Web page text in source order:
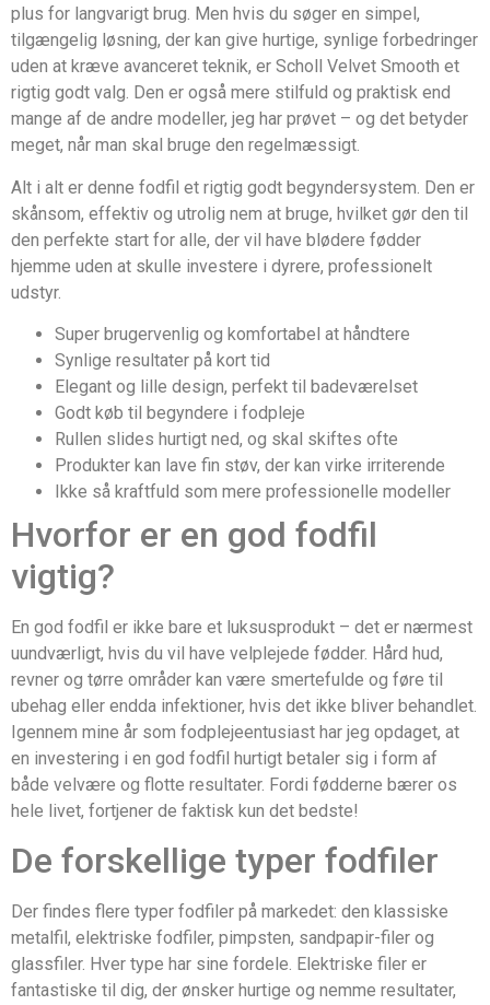
plus for langvarigt brug. Men hvis du søger en simpel,
tilgængelig løsning, der kan give hurtige, synlige forbedringer
uden at kræve avanceret teknik, er Scholl Velvet Smooth et
rigtig godt valg. Den er også mere stilfuld og praktisk end
mange af de andre modeller, jeg har prøvet – og det betyder
meget, når man skal bruge den regelmæssigt.
Alt i alt er denne fodfil et rigtig godt begyndersystem. Den er
skånsom, effektiv og utrolig nem at bruge, hvilket gør den til
den perfekte start for alle, der vil have blødere fødder
hjemme uden at skulle investere i dyrere, professionelt
udstyr.
Super brugervenlig og komfortabel at håndtere
Synlige resultater på kort tid
Elegant og lille design, perfekt til badeværelset
Godt køb til begyndere i fodpleje
Rullen slides hurtigt ned, og skal skiftes ofte
Produkter kan lave fin støv, der kan virke irriterende
Ikke så kraftfuld som mere professionelle modeller
Hvorfor er en god fodfil
vigtig?
En god fodfil er ikke bare et luksusprodukt – det er nærmest
uundværligt, hvis du vil have velplejede fødder. Hård hud,
revner og tørre områder kan være smertefulde og føre til
ubehag eller endda infektioner, hvis det ikke bliver behandlet.
Igennem mine år som fodplejeentusiast har jeg opdaget, at
en investering i en god fodfil hurtigt betaler sig i form af
både velvære og flotte resultater. Fordi fødderne bærer os
hele livet, fortjener de faktisk kun det bedste!
De forskellige typer fodfiler
Der findes flere typer fodfiler på markedet: den klassiske
metalfil, elektriske fodfiler, pimpsten, sandpapir-filer og
glassfiler. Hver type har sine fordele. Elektriske filer er
fantastiske til dig, der ønsker hurtige og nemme resultater,